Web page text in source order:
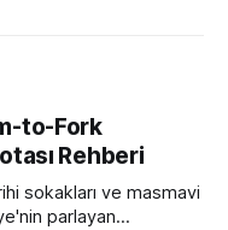
to-Fork
Rehberi
sokakları ve masmavi
parlayan